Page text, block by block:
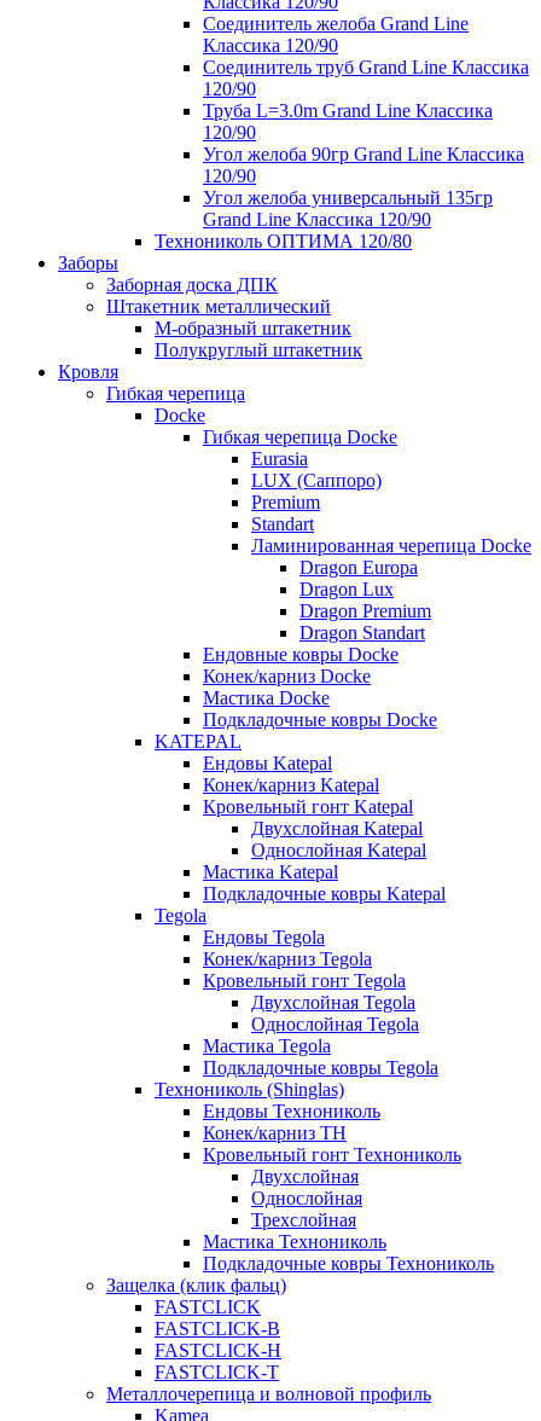
Соединитель желоба Grand Line
Классика 120/90
Соединитель труб Grand Line Классика
120/90
Труба L=3.0m Grand Line Классика
120/90
Угол желоба 90гр Grand Line Классика
120/90
Угол желоба универсальный 135гр
Grand Line Классика 120/90
Технониколь ОПТИМА 120/80
Заборы
Заборная доска ДПК
Штакетник металлический
М-образный штакетник
Полукруглый штакетник
Кровля
Гибкая черепица
Docke
Гибкая черепица Docke
Eurasia
LUX (Саппоро)
Premium
Standart
Ламинированная черепица Docke
Dragon Europa
Dragon Lux
Dragon Premium
Dragon Standart
Ендовные ковры Docke
Конек/карниз Docke
Мастика Docke
Подкладочные ковры Docke
KATEPAL
Ендовы Katepal
Конек/карниз Katepal
Кровельный гонт Katepal
Двухслойная Katepal
Однослойная Katepal
Мастика Katepal
Подкладочные ковры Katepal
Tegola
Ендовы Tegola
Конек/карниз Tegola
Кровельный гонт Tegola
Двухслойная Tegola
Однослойная Tegola
Мастика Tegola
Подкладочные ковры Tegola
Технониколь (Shinglas)
Ендовы Технониколь
Конек/карниз ТН
Кровельный гонт Технониколь
Двухслойная
Однослойная
Трехслойная
Мастика Технониколь
Подкладочные ковры Технониколь
Защелка (клик фальц)
FASTCLICK
FASTCLICK-B
FASTCLICK-H
FASTCLICK-T
Металлочерепица и волновой профиль
Kamea